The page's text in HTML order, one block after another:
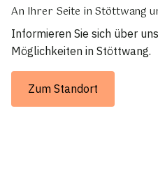
An Ihrer Seite in Stöttwang
Informieren Sie sich über
Möglichkeiten in Stöttwang.
Zum Standort